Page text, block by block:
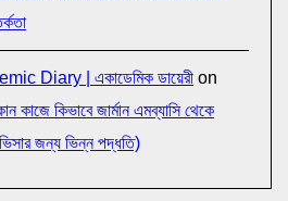
Diary | একাডেমিক ডায়েরী on
কাজে কিভাবে জার্মান এমব্যাসি থেকে
ভিসার জন্য ভিন্ন পদ্ধতি)